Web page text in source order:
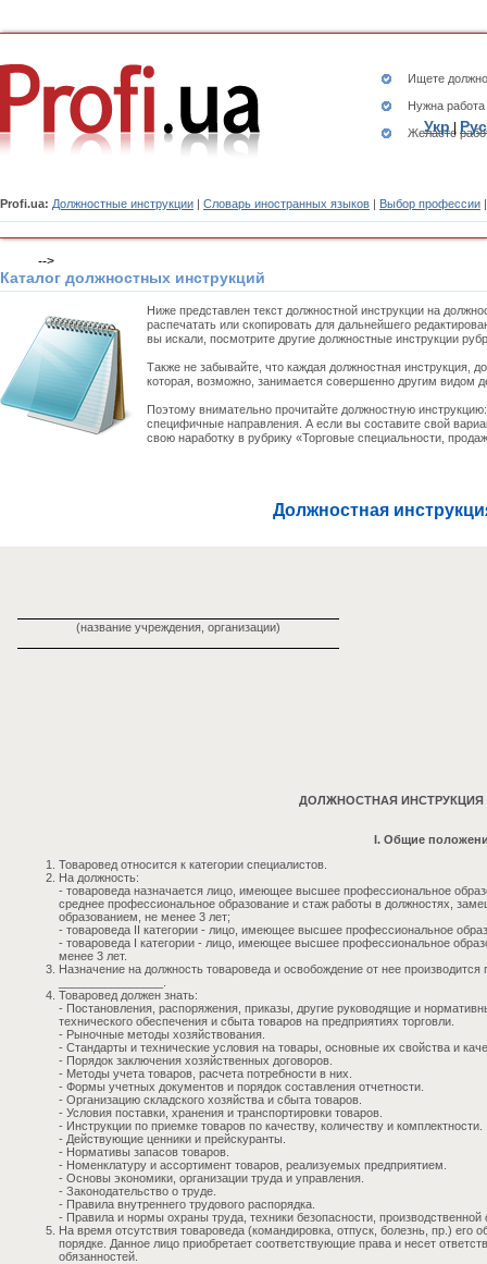
Ищете
Нужна
Желаете
Profi.ua: Должностные инструкции | Словарь иностранных языков | Выбор профессии
Укр| Рус
-->
Каталог должностных инструкций
Ниже представлен текст должностной инструкции на
распечатать или скопировать для дальнейшего
вы искали, посмотрите другие должностные инструкции
Также не забывайте, что каждая должностная инструкция,
которая, возможно, занимается совершенно другим видом
Поэтому внимательно прочитайте должностную
специфичные направления. А если вы составите свой
свою наработку в рубрику «Торговые специальности,
Должностная
(название учреждения, организации)
ДОЛЖНОСТНАЯ ИНСТРУКЦИЯ
I. Общие
Товаровед относится к категории специалистов.
На должность:
- товароведа назначается лицо, имеющее высшее профессиональное
среднее профессиональное образование и стаж работы в должностях,
образованием, не менее 3 лет;
- товароведа II категории - лицо, имеющее высшее профессиональное
- товароведа I категории - лицо, имеющее высшее профессиональное
менее 3 лет.
Назначение на должность товароведа и освобождение от нее
Товаровед должен знать:
- Постановления, распоряжения, приказы, другие руководящие и
технического обеспечения и сбыта товаров на предприятиях торговли.
- Рыночные методы хозяйствования.
- Стандарты и технические условия на товары, основные их свойства и
- Порядок заключения хозяйственных договоров.
- Методы учета товаров, расчета потребности в них.
- Формы учетных документов и порядок составления отчетности.
- Организацию складского хозяйства и сбыта товаров.
- Условия поставки, хранения и транспортировки товаров.
- Инструкции по приемке товаров по качеству, количеству и комплектности.
- Действующие ценники и прейскуранты.
- Нормативы запасов товаров.
- Номенклатуру и ассортимент товаров, реализуемых предприятием.
- Основы экономики, организации труда и управления.
- Законодательство о труде.
- Правила внутреннего трудового распорядка.
- Правила и нормы охраны труда, техники безопасности,
На время отсутствия товароведа (командировка, отпуск, болезнь, пр.) его
порядке. Данное лицо приобретает соответствующие права и несет
обязанностей.